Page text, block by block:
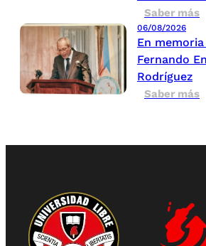
Saber más
06/08/2026
En
Fernando
Rodríguez
Saber más